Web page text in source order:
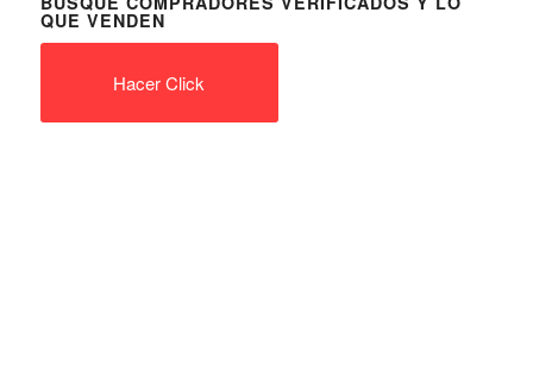
QUE VENDEN
Hacer Click